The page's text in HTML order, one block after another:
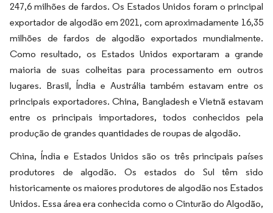
247,6 milhões de fardos. Os Estados Unidos foram o principal
exportador de algodão em 2021, com aproximadamente 16,35
milhões de fardos de algodão exportados mundialmente.
Como resultado, os Estados Unidos exportaram a grande
maioria de suas colheitas para processamento em outros
lugares. Brasil, Índia e Austrália também estavam entre os
principais exportadores. China, Bangladesh e Vietnã estavam
entre os principais importadores, todos conhecidos pela
produção de grandes quantidades de roupas de algodão.
China, Índia e Estados Unidos são os três principais países
produtores de algodão. Os estados do Sul têm sido
historicamente os maiores produtores de algodão nos Estados
Unidos. Essa área era conhecida como o Cinturão do Algodão,